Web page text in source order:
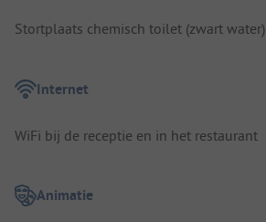
Stortplaats chemisch toilet (zwart water)
Internet
WiFi bij de receptie en in het restaurant
Animatie